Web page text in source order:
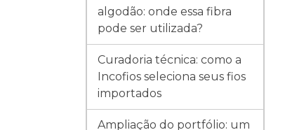
algodão: onde essa fibra
pode ser utilizada?
Curadoria técnica: como a
Incofios seleciona seus fios
importados
Ampliação do portfólio: um